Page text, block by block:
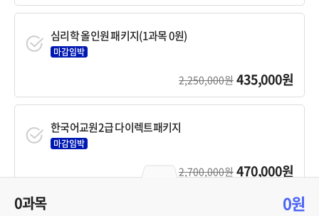
0과목 0원
심리학 올인원 패키지(1과목 0원)
마감임박
2,250,000원 435,000원
한국어교원2급 다이렉트패키지
마감임박
2,700,000원 470,000원